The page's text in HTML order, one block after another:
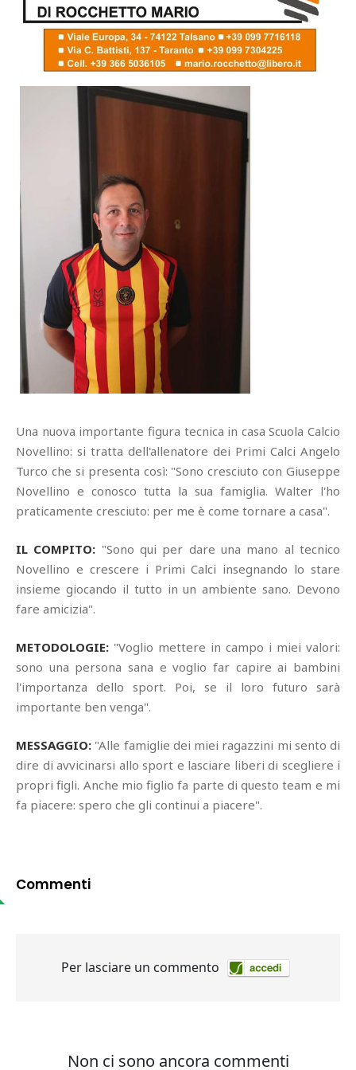
Una nuova importante figura tecnica in casa Scuola Calcio
Novellino: si tratta dell'allenatore dei Primi Calci Angelo
Turco che si presenta così: "Sono cresciuto con Giuseppe
Novellino e conosco tutta la sua famiglia. Walter l'ho
praticamente cresciuto: per me è come tornare a casa".
IL COMPITO: "Sono qui per dare una mano al tecnico
Novellino e crescere i Primi Calci insegnando lo stare
insieme giocando il tutto in un ambiente sano. Devono
fare amicizia".
METODOLOGIE: "Voglio mettere in campo i miei valori:
sono una persona sana e voglio far capire ai bambini
l'importanza dello sport. Poi, se il loro futuro sarà
importante ben venga".
MESSAGGIO: "Alle famiglie dei miei ragazzini mi sento di
dire di avvicinarsi allo sport e lasciare liberi di scegliere i
propri figli. Anche mio figlio fa parte di questo team e mi
fa piacere: spero che gli continui a piacere".
Commenti